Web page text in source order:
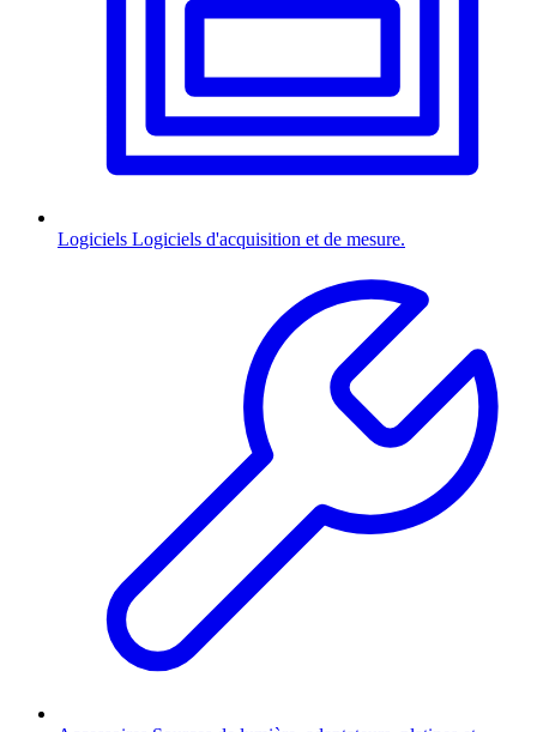
Logiciels Logiciels d'acquisition et de mesure.